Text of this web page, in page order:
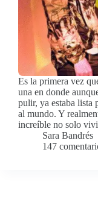
Es la primera vez
una en donde
pulir, ya estaba lista
al mundo. Y
increíble no solo
Sara Bandrés
147